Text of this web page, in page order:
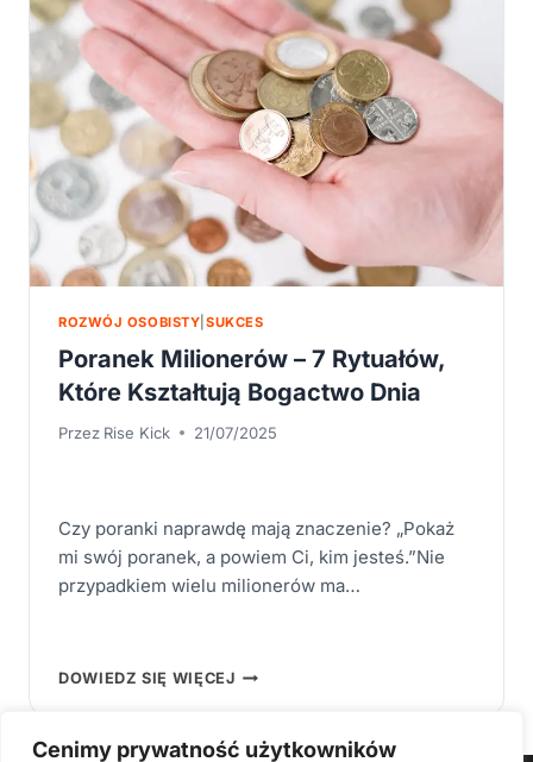
Cenimy prywatność użytkowników
TO
ROBIĆ
NA
CO
DZIEŃ?
[SPRAWDZONY
PRZEWODNIK
2025
DLA
AMBITNYCH]
ROZWÓJ OSOBISTY SUKCES
Poranek Milionerów – 7 Rytuałów,
Które Kształtują Bogactwo Dnia
Przez Rise Kick 21/07/2025
Czy poranki naprawdę mają znaczenie? „Pokaż
mi swój poranek, a powiem Ci, kim jesteś.”Nie
przypadkiem wielu milionerów ma…
DOWIEDZ SIĘ WIĘCEJPORANEK
RYTUAŁÓW,
KTÓRE